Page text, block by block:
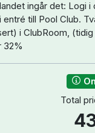
ingår det: Logi i
till Pool Club.
i ClubRoom,
32%
Total